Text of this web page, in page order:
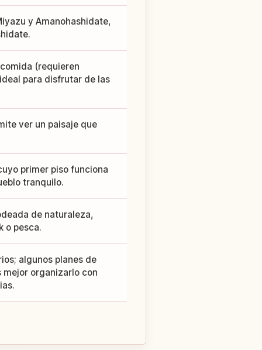
y Amanohashidate,
(requieren
para disfrutar de las
ver un paisaje que
primer piso funciona
tranquilo.
de naturaleza,
o pesca.
algunos planes de
organizarlo con